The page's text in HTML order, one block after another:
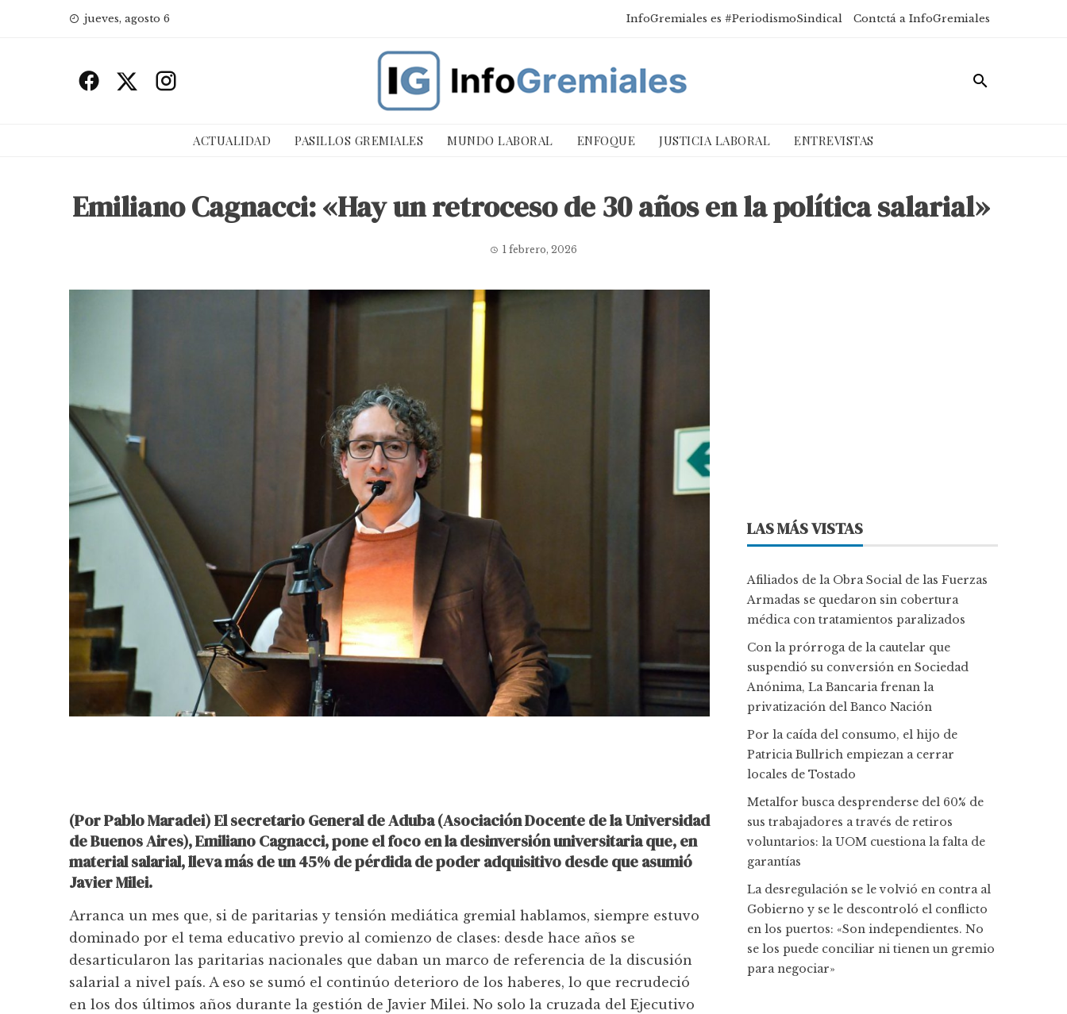
jueves, agosto 6 InfoGremiales es #PeriodismoSindical Contctá a InfoGremiales
ACTUALIDAD PASILLOS GREMIALES MUNDO LABORAL ENFOQUE JUSTICIA LABORAL ENTREVISTAS
Emiliano Cagnacci: «Hay un retroceso de 30 años en la política salarial»
1 febrero, 2026
(Por Pablo Maradei) El secretario General de Aduba (Asociación Docente de la Universidad
de Buenos Aires), Emiliano Cagnacci, pone el foco en la desinversión universitaria que, en
material salarial, lleva más de un 45% de pérdida de poder adquisitivo desde que asumió
Javier Milei.
Arranca un mes que, si de paritarias y tensión mediática gremial hablamos, siempre estuvo
dominado por el tema educativo previo al comienzo de clases: desde hace años se
desarticularon las paritarias nacionales que daban un marco de referencia de la discusión
salarial a nivel país. A eso se sumó el continúo deterioro de los haberes, lo que recrudeció
en los dos últimos años durante la gestión de Javier Milei. No solo la cruzada del Ejecutivo
LAS MÁS VISTAS
Afiliados de la Obra Social de las Fuerzas
Armadas se quedaron sin cobertura
médica con tratamientos paralizados
Con la prórroga de la cautelar que
suspendió su conversión en Sociedad
Anónima, La Bancaria frenan la
privatización del Banco Nación
Por la caída del consumo, el hijo de
Patricia Bullrich empiezan a cerrar
locales de Tostado
Metalfor busca desprenderse del 60% de
sus trabajadores a través de retiros
voluntarios: la UOM cuestiona la falta de
garantías
La desregulación se le volvió en contra al
Gobierno y se le descontroló el conflicto
en los puertos: «Son independientes. No
se los puede conciliar ni tienen un gremio
para negociar»